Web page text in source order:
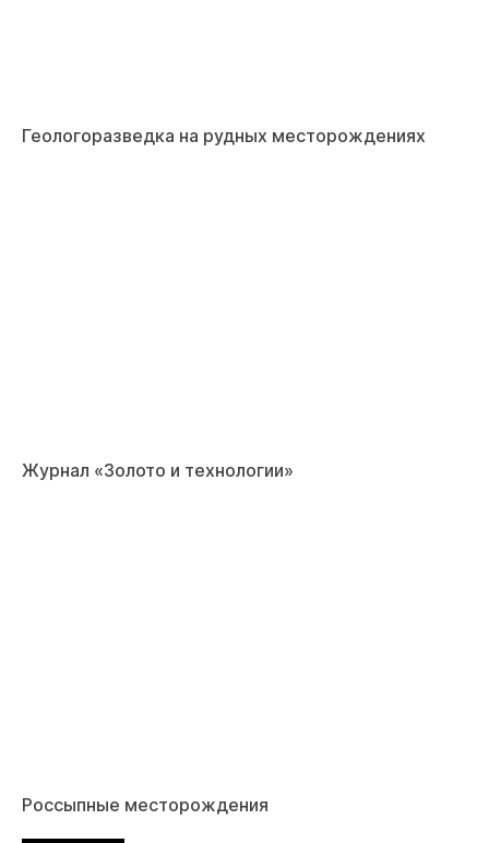
Геологоразведка на рудных месторождениях
Журнал «Золото и технологии»
Россыпные месторождения